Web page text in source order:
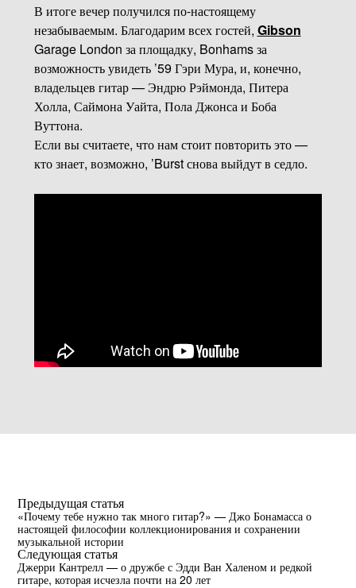
В итоге вечер получился по-настоящему
незабываемым. Благодарим всех гостей, Gibson
Garage London за площадку, Bonhams за
возможность увидеть ’59 Гэри Мура, и, конечно,
владельцев гитар — Эндрю Рэймонда, Питера
Холла, Саймона Уайта, Пола Джонса и Боба
Вуттона.
Если вы считаете, что нам стоит повторить это —
кто знает, возможно, ’Burst снова выйдут в седло.
Предыдущая статья
«Почему тебе нужно так много гитар?» — Джо Бонамасса о
настоящей философии коллекционирования и сохранении
музыкальной истории
Следующая статья
Джерри Кантрелл — о дружбе с Эдди Ван Халеном и редкой
гитаре, которая исчезла почти на 20 лет